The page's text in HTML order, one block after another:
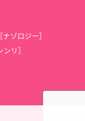
ゾロジー］
リ］